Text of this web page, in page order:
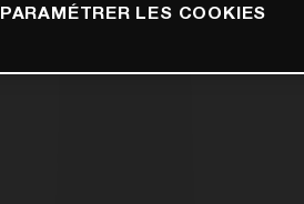
PARAMÉTRER LES COOKIES